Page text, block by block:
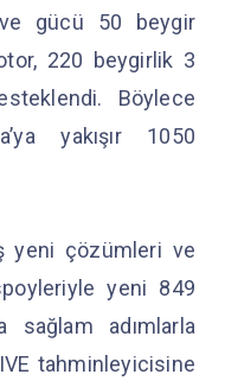
gücü 50 beygir
220 beygirlik 3
Böylece
yakışır 1050
yeni çözümleri ve
yeni 849
sağlam adımlarla
tahminleyicisine